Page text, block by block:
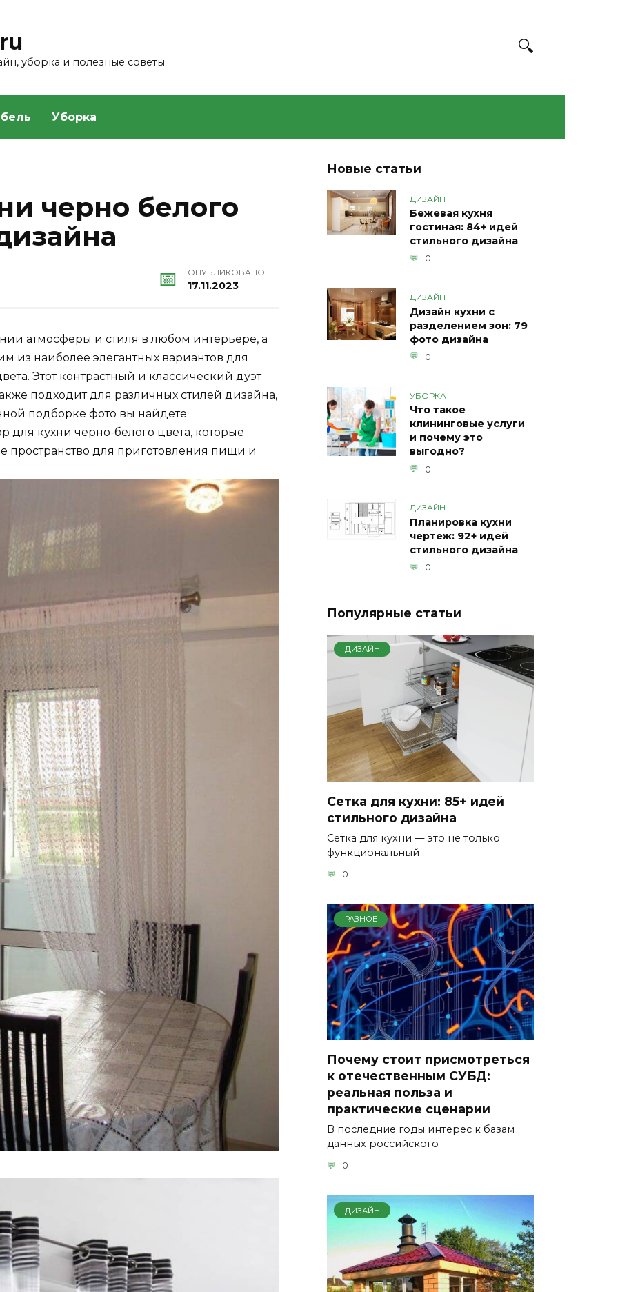
уборка и полезные советы
Уборка
черно белого
ОПУБЛИКОВАНО
17.11.2023
атмосферы и стиля в любом интерьере, а
из наиболее элегантных вариантов для
Этот контрастный и классический дуэт
подходит для различных стилей дизайна,
подборке фото вы найдете
кухни черно-белого цвета, которые
пространство для приготовления пищи и
Новые статьи
ДИЗАЙН
Бежевая кухня
гостиная: 84+ идей
стильного дизайна
0
ДИЗАЙН
Дизайн кухни с
разделением зон: 79
фото дизайна
0
УБОРКА
Что такое
клининговые услуги
и почему это
выгодно?
0
ДИЗАЙН
Планировка кухни
чертеж: 92+ идей
стильного дизайна
0
Популярные статьи
ДИЗАЙН
Сетка для кухни: 85+ идей
стильного дизайна
Сетка для кухни — это не только
функциональный
0
РАЗНОЕ
Почему стоит присмотреться
к отечественным СУБД:
реальная польза и
практические сценарии
В последние годы интерес к базам
данных российского
0
ДИЗАЙН